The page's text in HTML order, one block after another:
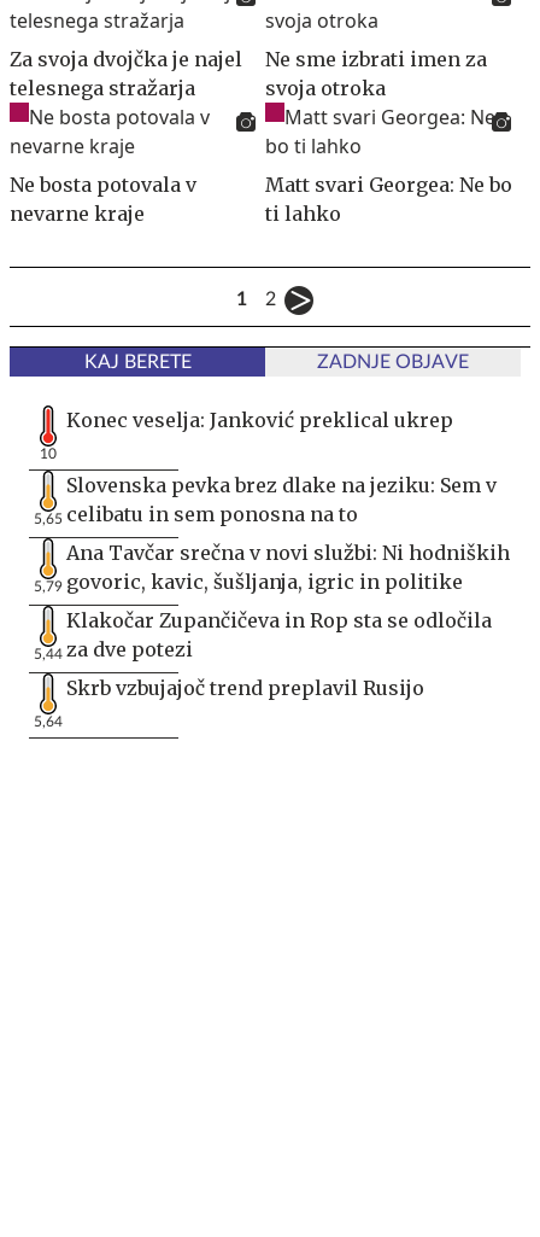
Za svoja dvojčka je najel
telesnega stražarja
Ne sme izbrati imen za
svoja otroka
Ne bosta potovala v
nevarne kraje
Matt svari Georgea: Ne bo
ti lahko
1 2
KAJ BERETE ZADNJE OBJAVE
10
Konec veselja: Janković preklical ukrep
5,65
Slovenska pevka brez dlake na jeziku: Sem v
celibatu in sem ponosna na to
5,79
Ana Tavčar srečna v novi službi: Ni hodniških
govoric, kavic, šušljanja, igric in politike
5,44
Klakočar Zupančičeva in Rop sta se odločila
za dve potezi
5,64
Skrb vzbujajoč trend preplavil Rusijo